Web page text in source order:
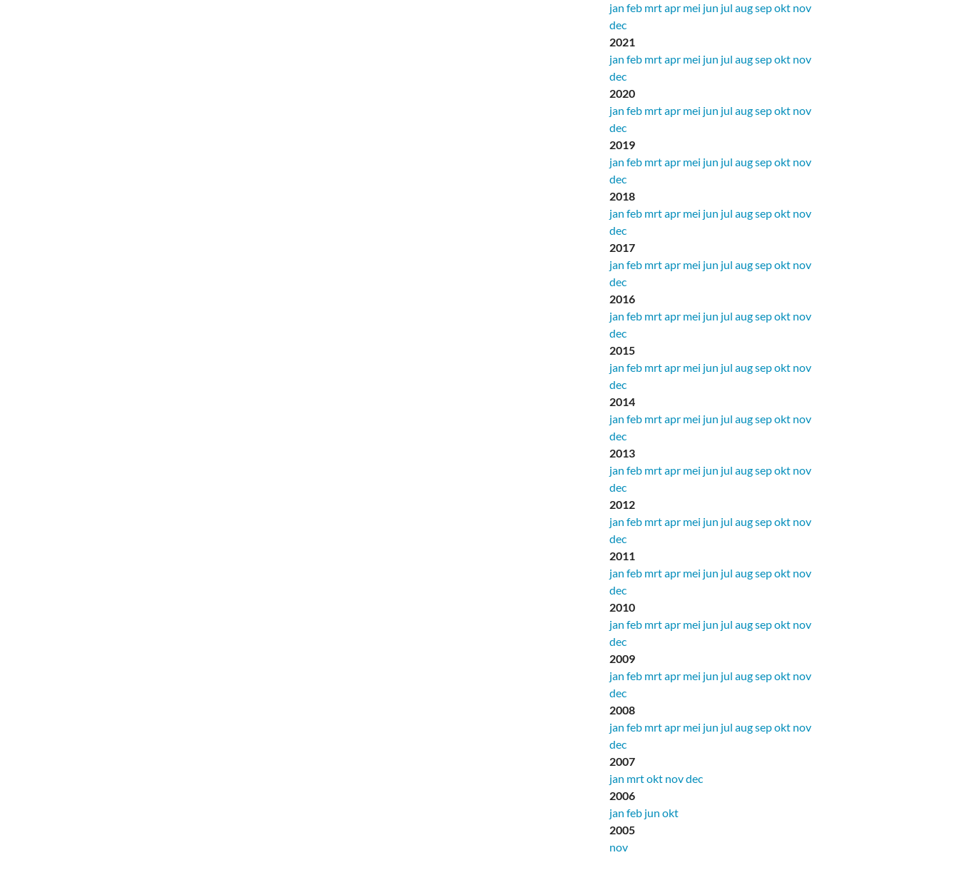
jan feb mrtapr mei jun jul augsepokt nov
dec
2021
jan feb mrtapr mei jun jul augsepokt nov
dec
2020
jan feb mrtapr mei jun jul augsepokt nov
dec
2019
jan feb mrtapr mei jun jul augsepokt nov
dec
2018
jan feb mrtapr mei jun jul augsepokt nov
dec
2017
jan feb mrtapr mei jun jul augsepokt nov
dec
2016
jan feb mrtapr mei jun jul augsepokt nov
dec
2015
jan feb mrtapr mei jun jul augsepokt nov
dec
2014
jan feb mrtapr mei jun jul augsepokt nov
dec
2013
jan feb mrtapr mei jun jul augsepokt nov
dec
2012
jan feb mrtapr mei jun jul augsepokt nov
dec
2011
jan feb mrtapr mei jun jul augsepokt nov
dec
2010
jan feb mrtapr mei jun jul augsepokt nov
dec
2009
jan feb mrtapr mei jun jul augsepokt nov
dec
2008
jan feb mrtapr mei jun jul augsepokt nov
dec
2007
jan mrtokt novdec
2006
jan feb jun okt
2005
nov